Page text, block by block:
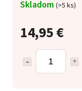
14,95 €
Skladom (>5 ks)